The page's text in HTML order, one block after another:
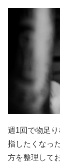
週1回で物足
指したくなっ
方を整理して